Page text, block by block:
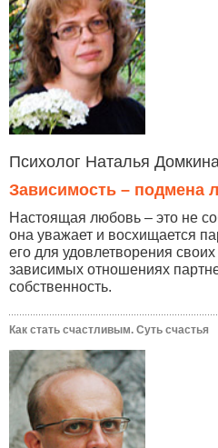
Психолог Наталья Домкина
Зависимость – подмена
Настоящая любовь – это не
она уважает и восхищается
его для удовлетворения
зависимых отношениях
собственность.
Как стать счастливым. Суть счастья